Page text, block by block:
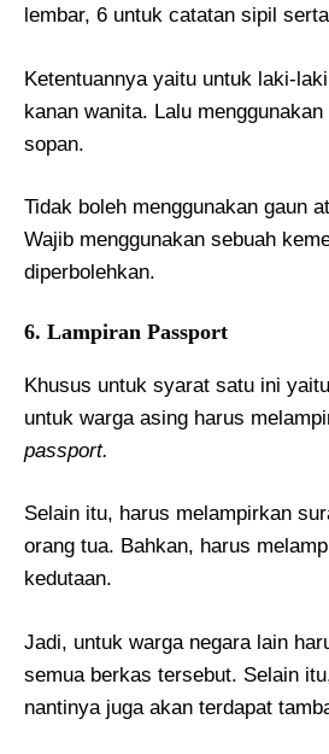
lembar, 6 untuk catatan sipil
Ketentuannya yaitu untuk laki-
kanan wanita. Lalu
sopan.
Tidak boleh menggunakan gaun
Wajib menggunakan sebuah
diperbolehkan.
6. Lampiran Passport
Khusus untuk syarat satu ini
untuk warga asing harus
passport.
Selain itu, harus melampirkan
orang tua. Bahkan, harus
kedutaan.
Jadi, untuk warga negara lain
semua berkas tersebut. Selain
nantinya juga akan terdapat